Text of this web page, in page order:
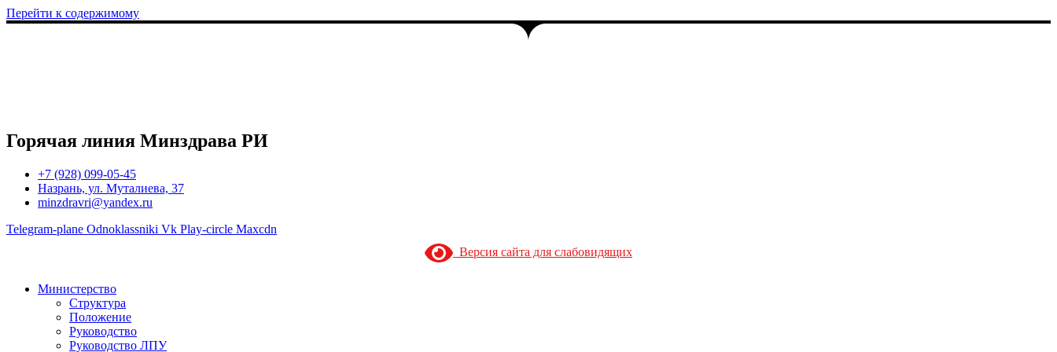
Перейти к содержимому
Горячая линия Минздрава РИ
+7 (928) 099-05-45
Назрань, ул. Муталиева, 37
minzdravri@yandex.ru
Telegram-plane Odnoklassniki Vk Play-circle Maxcdn
Версия сайта для слабовидящих
Министерство
Структура
Положение
Руководство
Руководство ЛПУ